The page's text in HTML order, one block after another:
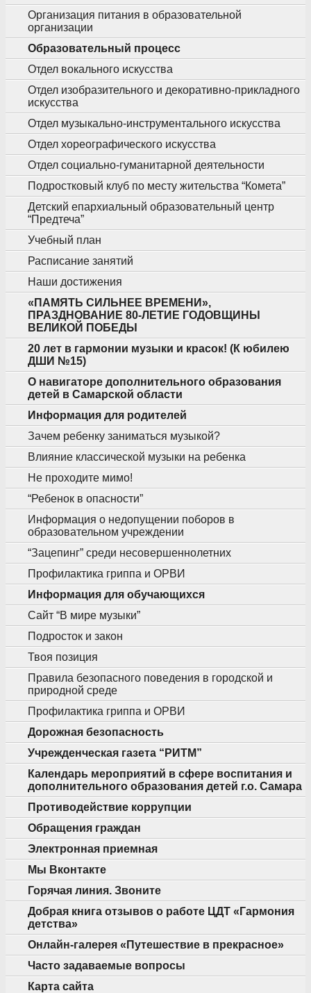
Организация питания в образовательной
организации
Образовательный процесс
Отдел вокального искусства
Отдел изобразительного и декоративно-прикладного
искусства
Отдел музыкально-инструментального искусства
Отдел хореографического искусства
Отдел социально-гуманитарной деятельности
Подростковый клуб по месту жительства “Комета”
Детский епархиальный образовательный центр
“Предтеча”
Учебный план
Расписание занятий
Наши достижения
«ПАМЯТЬ СИЛЬНЕЕ ВРЕМЕНИ»,
ПРАЗДНОВАНИЕ 80-ЛЕТИЕ ГОДОВЩИНЫ
ВЕЛИКОЙ ПОБЕДЫ
20 лет в гармонии музыки и красок! (К юбилею
ДШИ №15)
О навигаторе дополнительного образования
детей в Самарской области
Информация для родителей
Зачем ребенку заниматься музыкой?
Влияние классической музыки на ребенка
Не проходите мимо!
“Ребенок в опасности”
Информация о недопущении поборов в
образовательном учреждении
“Зацепинг” среди несовершеннолетних
Профилактика гриппа и ОРВИ
Информация для обучающихся
Сайт “В мире музыки”
Подросток и закон
Твоя позиция
Правила безопасного поведения в городской и
природной среде
Профилактика гриппа и ОРВИ
Дорожная безопасность
Учрежденческая газета “РИТМ”
Календарь мероприятий в сфере воспитания и
дополнительного образования детей г.о. Самара
Противодействие коррупции
Обращения граждан
Электронная приемная
Мы Вконтакте
Горячая линия. Звоните
Добрая книга отзывов о работе ЦДТ «Гармония
детства»
Онлайн-галерея «Путешествие в прекрасное»
Часто задаваемые вопросы
Карта сайта